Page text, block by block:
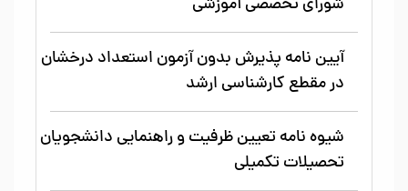
شورای تخصصی آموزشی
آیین نامه پذیرش بدون آزمون استعداد درخشان
در مقطع کارشناسی ارشد
شیوه نامه تعیین ظرفیت و راهنمایی دانشجویان
تحصیلات تکمیلی